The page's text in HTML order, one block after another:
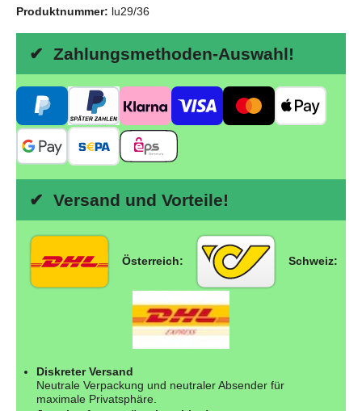
Produktnummer: lu29/36
✔ Zahlungsmethoden-Auswahl!
✔ Versand und Vorteile!
Österreich: Schweiz:
Diskreter Versand
Neutrale Verpackung und neutraler Absender für
maximale Privatsphäre.